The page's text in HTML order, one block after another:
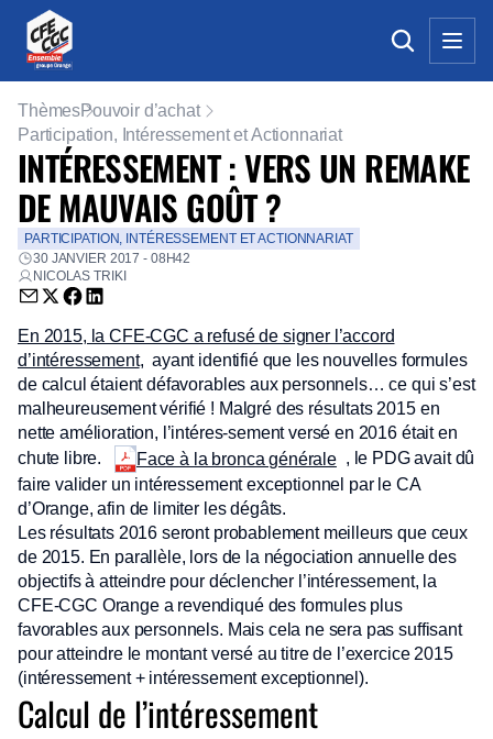
ThèmesPouvoir d’achat
Participation, Intéressement et Actionnariat
INTÉRESSEMENT : VERS UN REMAKE
DE MAUVAIS GOÛT ?
PARTICIPATION, INTÉRESSEMENT ET ACTIONNARIAT
30 JANVIER 2017 - 08H42
NICOLAS TRIKI
Envoyer par email (nouvelle fenêtre)
Partager sur Twitter (nouvelle fenêtre)
Partager sur Facebook (nouvelle fenêtre)
Partager sur LinkedIn (nouvelle fenêtre)
En 2015, la CFE-CGC a refusé de signer l’accord
d’intéressement, ayant identifié que les nouvelles formules
de calcul étaient défavorables aux personnels… ce qui s’est
malheureusement vérifié ! Malgré des résultats 2015 en
nette amélioration, l’intéres-sement versé en 2016 était en
chute libre.
Face à la bronca générale , le PDG avait dû
faire valider un intéressement exceptionnel par le CA
d’Orange, afin de limiter les dégâts.
Les résultats 2016 seront probablement meilleurs que ceux
de 2015. En parallèle, lors de la négociation annuelle des
objectifs à atteindre pour déclencher l’intéressement, la
CFE-CGC Orange a revendiqué des formules plus
favorables aux personnels. Mais cela ne sera pas suffisant
pour atteindre le montant versé au titre de l’exercice 2015
(intéressement + intéressement exceptionnel).
Calcul de l’intéressement